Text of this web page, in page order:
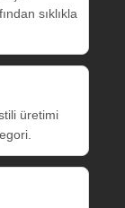
sıklıkla
üretimi